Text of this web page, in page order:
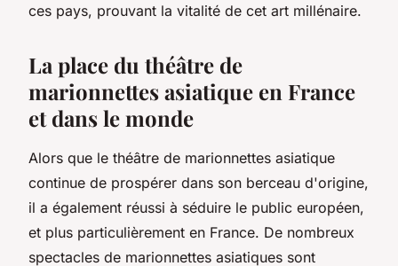
ces pays, prouvant la vitalité de cet art millénaire.
La place du théâtre de
marionnettes asiatique en France
et dans le monde
Alors que le théâtre de marionnettes asiatique
continue de prospérer dans son berceau d'origine,
il a également réussi à séduire le public européen,
et plus particulièrement en France. De nombreux
spectacles de marionnettes asiatiques sont